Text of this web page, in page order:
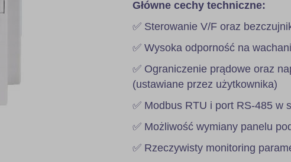
Główne cechy techniczne:
✅ Sterowanie V/F oraz
✅ Wysoka odporność na
✅ Ograniczenie prądowe oraz
(ustawiane przez użytkownika)
✅ Modbus RTU i port RS-485 w
✅ Możliwość wymiany panelu
✅ Rzeczywisty monitoring